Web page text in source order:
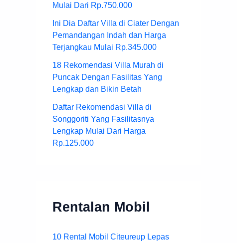
Mulai Dari Rp.750.000
Ini Dia Daftar Villa di Ciater Dengan
Pemandangan Indah dan Harga
Terjangkau Mulai Rp.345.000
18 Rekomendasi Villa Murah di
Puncak Dengan Fasilitas Yang
Lengkap dan Bikin Betah
Daftar Rekomendasi Villa di
Songgoriti Yang Fasilitasnya
Lengkap Mulai Dari Harga
Rp.125.000
Rentalan Mobil
10 Rental Mobil Citeureup Lepas